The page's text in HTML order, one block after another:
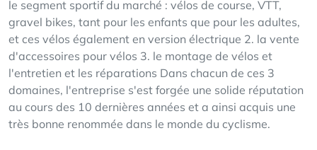
le segment sportif du marché : vélos de course, VTT,
gravel bikes, tant pour les enfants que pour les adultes,
et ces vélos également en version électrique 2. la vente
d'accessoires pour vélos 3. le montage de vélos et
l'entretien et les réparations Dans chacun de ces 3
domaines, l'entreprise s'est forgée une solide réputation
au cours des 10 dernières années et a ainsi acquis une
très bonne renommée dans le monde du cyclisme.